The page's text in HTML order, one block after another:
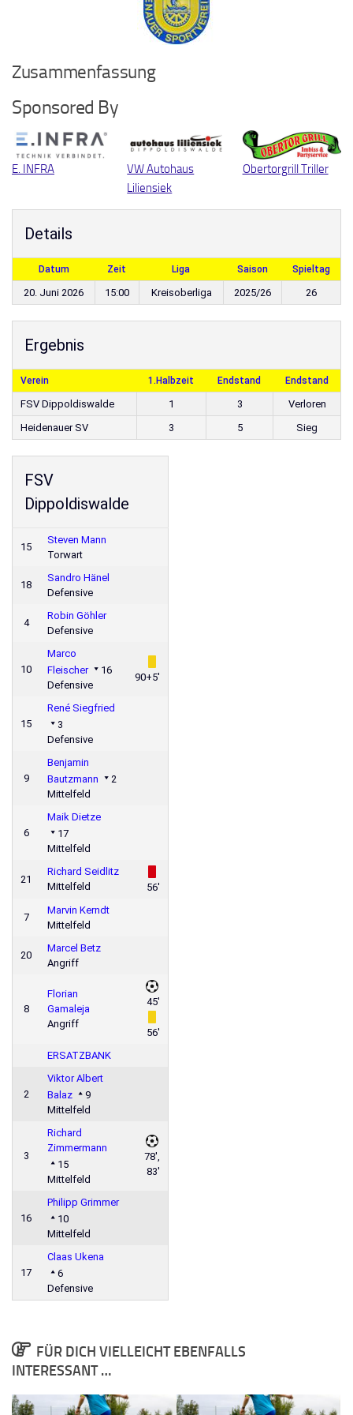
Zusammenfassung
Sponsored By
E. INFRA
VW Autohaus
Liliensiek
Obertorgrill Triller
Details
Datum Zeit Liga Saison Spieltag
20. Juni 2026 15:00 Kreisoberliga 2025/26 26
Ergebnis
Verein 1.Halbzeit Endstand Endstand
FSV Dippoldiswalde 1 3
Verloren
Heidenauer SV
3 5 Sieg
FSV
Dippoldiswalde
15
Steven Mann
Torwart
18
Sandro Hänel
Defensive
4
Robin Göhler
Defensive
10
Marco
Fleischer
16
Defensive
90+5'
15
René Siegfried
3
Defensive
9
Benjamin
Bautzmann
2
Mittelfeld
6
Maik Dietze
17
Mittelfeld
21
Richard Seidlitz
Mittelfeld
56'
7
Marvin Kerndt
Mittelfeld
20
Marcel Betz
Angriff
8
Florian
Gamaleja
Angriff
45'
56'
ERSATZBANK
2
Viktor Albert
Balaz
9
Mittelfeld
3
Richard
Zimmermann
15
Mittelfeld
78',
83'
16
Philipp Grimmer
10
Mittelfeld
17
Claas Ukena
6
Defensive
FÜR DICH VIELLEICHT EBENFALLS
INTERESSANT …